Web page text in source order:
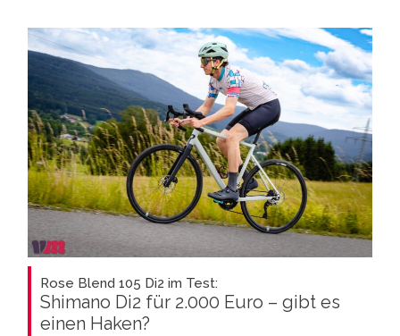
Rose Blend 105 Di2 im Test:
Shimano Di2 für 2.000 Euro – gibt es
einen Haken?